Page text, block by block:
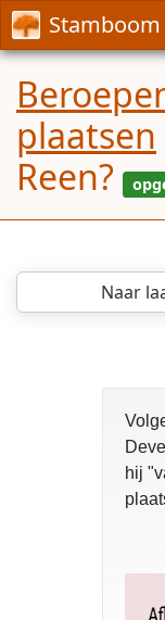
plaatsen
Reen?
Naar
hij